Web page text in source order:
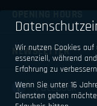
OPENING HOURS
NEWSLETTER
Facebook
Wir nutzen Cookies
essenziell, während
Erfahrung zu
Wenn Sie unter 16
Diensten geben